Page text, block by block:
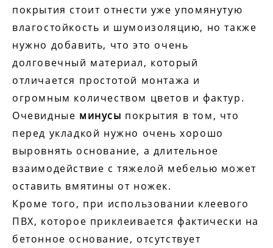
покрытия стоит отнести уже упомянутую
влагостойкость и шумоизоляцию, но также
нужно добавить, что это очень
долговечный материал, который
отличается простотой монтажа и
огромным количеством цветов и фактур.
Очевидные минусы покрытия в том, что
перед укладкой нужно очень хорошо
выровнять основание, а длительное
взаимодействие с тяжелой мебелью может
оставить вмятины от ножек.
Кроме того, при использовании клеевого
ПВХ, которое приклеивается фактически на
бетонное основание, отсутствует